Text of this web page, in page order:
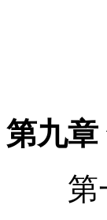
二、
第九章
第一